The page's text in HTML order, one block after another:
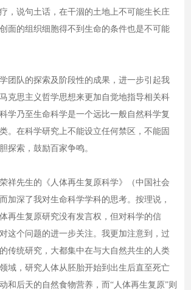
，说句土话，在干涸的土地上不可能生长庄
面的组织细胞得不到生命的条件也是不可能
队的探索及阶段性的成果，进一步引起我
克思主义哲学思想来更加自觉地指导相关科
学乃至生命科学是一个远比一般自然科学复
。在科学研究上不能设立任何禁区，不能固
探索，鼓励百家争鸣。
先生的《人体再生复原科学》（中国社会
加深了我对生命科学学科的思考。按理说，
再生复原研究没有发言权，但对科学的信
这个问题的进一步关注。我更加注意到，过
传统研究，大都集中在与大自然共生的人类
域，研究人体从胚胎开始到出生后直至死亡
和后天的自然食物营养，而“人体再生复原”则